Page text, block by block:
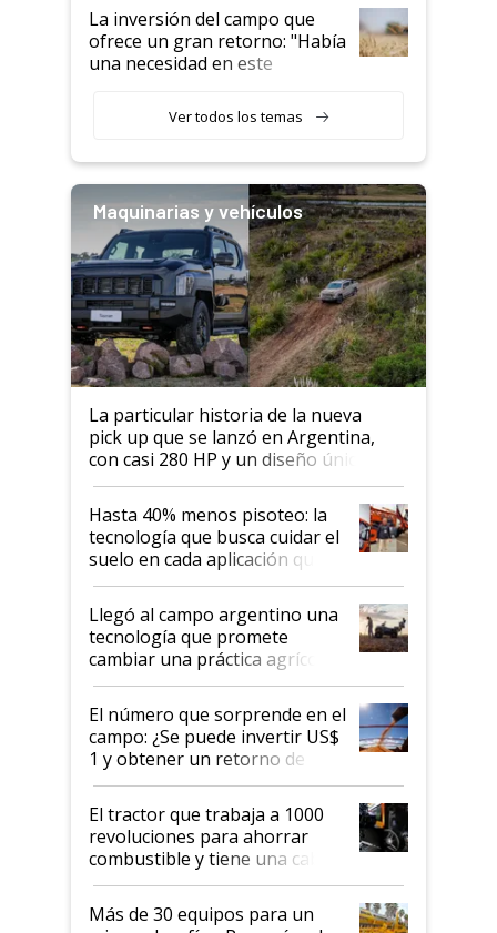
La inversión del campo que
ofrece un gran retorno: "Había
una necesidad en este
Ver todos los temas
Maquinarias y vehículos
La particular historia de la nueva
pick up que se lanzó en Argentina,
con casi 280 HP y un diseño único: a
cuánto se vende
Hasta 40% menos pisoteo: la
tecnología que busca cuidar el
suelo en cada aplicación que
llevó Jacto al Congreso
Aapresid 2026
Llegó al campo argentino una
tecnología que promete
cambiar una práctica agrícola
clave: ¿Y si analizar el suelo
fuera tan simple como apretar
un botón?
El número que sorprende en el
campo: ¿Se puede invertir US$
1 y obtener un retorno de
hasta US$ 10 en agricultura?
El tractor que trabaja a 1000
revoluciones para ahorrar
combustible y tiene una cabina
que parece una computadora:
lo último en el mundo,
disponible en Argentina
Más de 30 equipos para un